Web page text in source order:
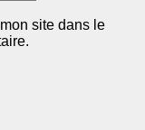
site dans le